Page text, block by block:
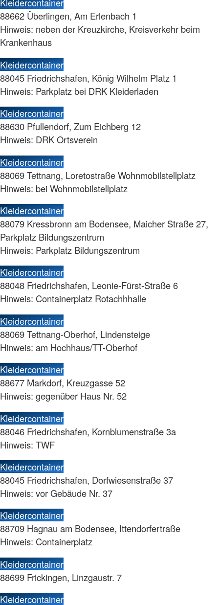
Kleidercontainer
88662 Überlingen, Am Erlenbach 1
Hinweis: neben der Kreuzkirche, Kreisverkehr beim
Krankenhaus
Kleidercontainer
88045 Friedrichshafen, König Wilhelm Platz 1
Hinweis: Parkplatz bei DRK Kleiderladen
Kleidercontainer
88630 Pfullendorf, Zum Eichberg 12
Hinweis: DRK Ortsverein
Kleidercontainer
88069 Tettnang, Loretostraße Wohnmobilstellplatz
Hinweis: bei Wohnmobilstellplatz
Kleidercontainer
88079 Kressbronn am Bodensee, Maicher Straße 27,
Parkplatz Bildungszentrum
Hinweis: Parkplatz Bildungszentrum
Kleidercontainer
88048 Friedrichshafen, Leonie-Fürst-Straße 6
Hinweis: Containerplatz Rotachhhalle
Kleidercontainer
88069 Tettnang-Oberhof, Lindensteige
Hinweis: am Hochhaus/TT-Oberhof
Kleidercontainer
88677 Markdorf, Kreuzgasse 52
Hinweis: gegenüber Haus Nr. 52
Kleidercontainer
88046 Friedrichshafen, Kornblumenstraße 3a
Hinweis: TWF
Kleidercontainer
88045 Friedrichshafen, Dorfwiesenstraße 37
Hinweis: vor Gebäude Nr. 37
Kleidercontainer
88709 Hagnau am Bodensee, Ittendorfertraße
Hinweis: Containerplatz
Kleidercontainer
88699 Frickingen, Linzgaustr. 7
Kleidercontainer